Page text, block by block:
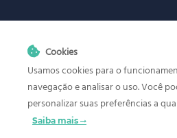
Os produtos anunciados neste
destinam-se exclusivamente à
Cookies
Usamos cookies para o
navegação e analisar o uso. Você
personalizar suas preferências a
Saiba mais